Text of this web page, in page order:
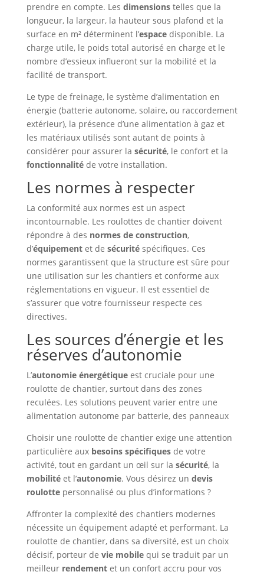
prendre en compte. Les dimensionstelles que la
longueur, la largeur, la hauteur sous plafond et la
surface en m² déterminent l’espacedisponible. La
charge utile, le poids total autorisé en charge et le
nombre d’essieux influeront sur la mobilité et la
facilité de transport.
Le type de freinage, le système d’alimentation en
énergie (batterie autonome, solaire, ou raccordement
extérieur), la présence d’une alimentation à gaz et
les matériaux utilisés sont autant de points à
considérer pour assurer la sécurité, le confort et la
fonctionnalitéde votre installation.
Les normes à respecter
La conformité aux normes est un aspect
incontournable. Les roulottes de chantier doivent
répondre à des normes de construction,
d’équipementet de sécuritéspécifiques. Ces
normes garantissent que la structure est sûre pour
une utilisation sur les chantiers et conforme aux
réglementations en vigueur. Il est essentiel de
s’assurer que votre fournisseur respecte ces
directives.
Les sources d’énergie et les
réserves d’autonomie
L’autonomie énergétiqueest cruciale pour une
roulotte de chantier, surtout dans des zones
reculées. Les solutions peuvent varier entre une
alimentation autonome par batterie, des panneaux
Choisir une roulotte de chantier exige une attention
particulière aux besoins spécifiquesde votre
activité, tout en gardant un œil sur la sécurité, la
mobilitéet l’autonomie. Vous désirez un devis
roulottepersonnalisé ou plus d’informations ?
Affronter la complexité des chantiers modernes
nécessite un équipement adapté et performant. La
roulotte de chantier, dans sa diversité, est un choix
décisif, porteur de vie mobilequi se traduit par un
meilleur rendementet un confort accru pour vos